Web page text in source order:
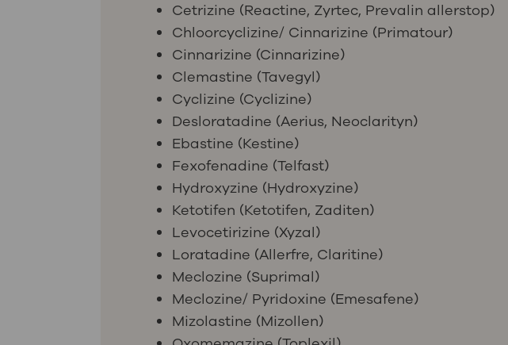
Cetrizine (Reactine, Zyrtec, Prevalin allerstop)
Chloorcyclizine/ Cinnarizine (Primatour)
Cinnarizine (Cinnarizine)
Clemastine (Tavegyl)
Cyclizine (Cyclizine)
Desloratadine (Aerius, Neoclarityn)
Ebastine (Kestine)
Fexofenadine (Telfast)
Hydroxyzine (Hydroxyzine)
Ketotifen (Ketotifen, Zaditen)
Levocetirizine (Xyzal)
Loratadine (Allerfre, Claritine)
Meclozine (Suprimal)
Meclozine/ Pyridoxine (Emesafene)
Mizolastine (Mizollen)